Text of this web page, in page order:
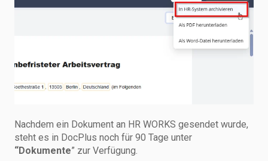
Nachdem ein Dokument an HR WORKS gesendet wurde,
steht es in DocPlus noch für 90 Tage unter
“Dokumente” zur Verfügung.